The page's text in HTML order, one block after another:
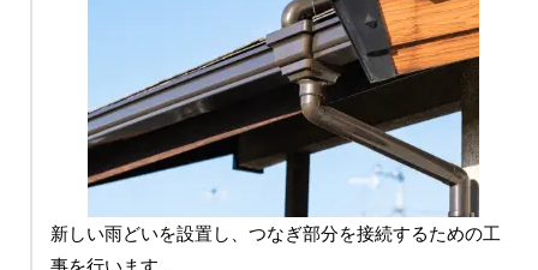
新しい雨どいを設置し、つなぎ部分を接続するための工
事を行います。